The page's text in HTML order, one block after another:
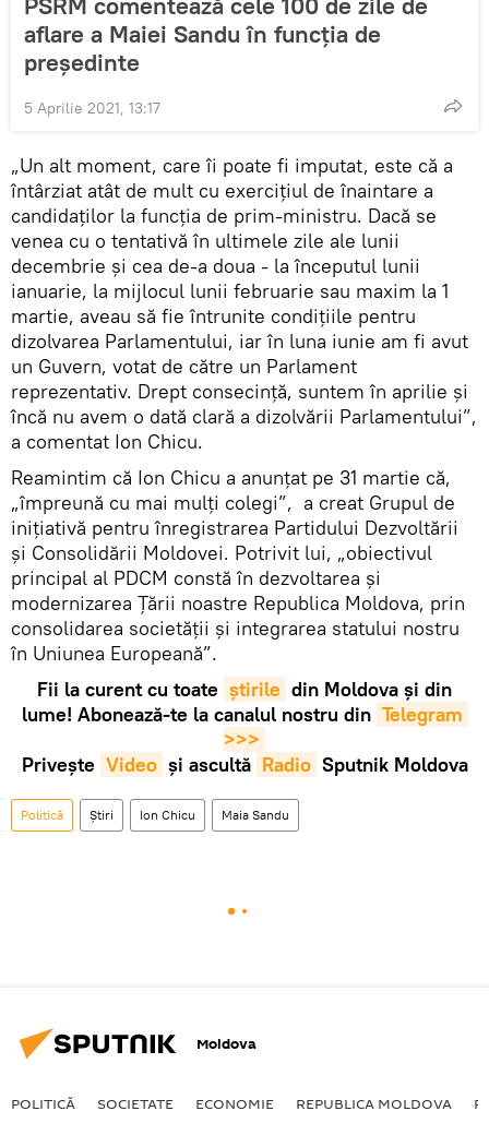
aflare a Maiei Sandu în funcția de
președinte
5 Aprilie 2021, 13:17
„Un alt moment, care îi poate fi imputat, este că a
întârziat atât de mult cu exercițiul de înaintare a
candidaților la funcția de prim-ministru. Dacă se
venea cu o tentativă în ultimele zile ale lunii
decembrie și cea de-a doua - la începutul lunii
ianuarie, la mijlocul lunii februarie sau maxim la 1
martie, aveau să fie întrunite condițiile pentru
dizolvarea Parlamentului, iar în luna iunie am fi avut
un Guvern, votat de către un Parlament
reprezentativ. Drept consecință, suntem în aprilie și
încă nu avem o dată clară a dizolvării Parlamentului”,
a comentat Ion Chicu.
Reamintim că Ion Chicu a anunțat pe 31 martie că,
„împreună cu mai mulți colegi”, a creat Grupul de
inițiativă pentru înregistrarea Partidului Dezvoltării
și Consolidării Moldovei. Potrivit lui, „obiectivul
principal al PDCM constă în dezvoltarea și
modernizarea Țării noastre Republica Moldova, prin
consolidarea societății și integrarea statului nostru
în Uniunea Europeană”.
Fii la curent cu toate știrile din Moldova și din
lume! Abonează-te la canalul nostru din Telegram
>>>
Privește Video și ascultă Radio Sputnik Moldova
Politică Știri Ion Chicu Maia Sandu
Moldova
POLITICĂ SOCIETATE ECONOMIE REPUBLICA MOLDOVA